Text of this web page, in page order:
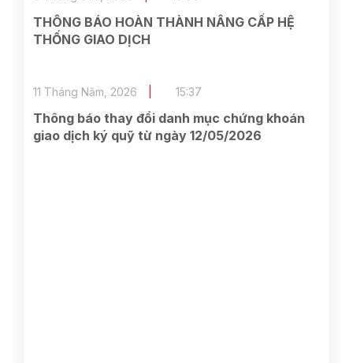
THÔNG BÁO HOÀN THÀNH NÂNG CẤP HỆ
THỐNG GIAO DỊCH
Thông báo thay đổi danh mục chứng khoán
giao dịch ký quỹ từ ngày 12/05/2026
11 Tháng Năm, 2026 15:37